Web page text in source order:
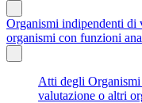
Organismi indipendenti di
organismi con funzioni
Atti degli
valutazione o altri